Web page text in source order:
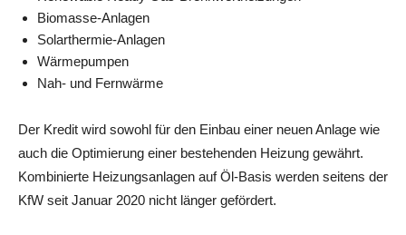
Biomasse-Anlagen
Solarthermie-Anlagen
Wärmepumpen
Nah- und Fernwärme
Der Kredit wird sowohl für den Einbau einer neuen Anlage wie
auch die Optimierung einer bestehenden Heizung gewährt.
Kombinierte Heizungsanlagen auf Öl-Basis werden seitens der
KfW seit Januar 2020 nicht länger gefördert.